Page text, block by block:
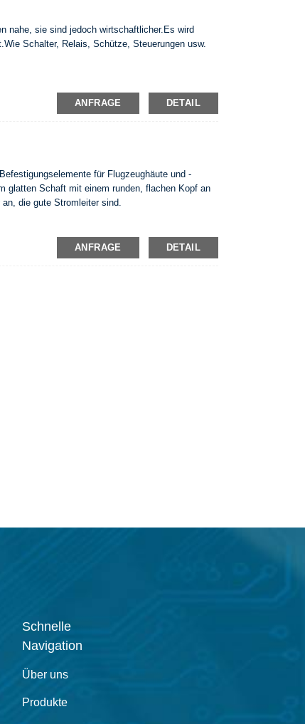
nahe, sie sind jedoch wirtschaftlicher.Es wird
Schalter, Relais, Schütze, Steuerungen usw.
ANFRAGE DETAIL
für Flugzeughäute und -
glatten Schaft mit einem runden, flachen Kopf an
die gute Stromleiter sind.
ANFRAGE DETAIL
Schnelle
Navigation
Über uns
Produkte